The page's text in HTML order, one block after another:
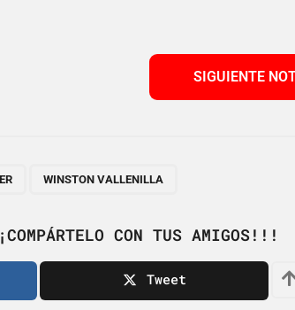
SIGUIENTE
WINSTON VALLENILLA
CON TUS AMIGOS!!!
Tweet